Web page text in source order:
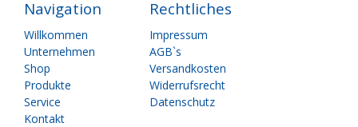
Navigation
Navigation
überspringen
Willkommen
Unternehmen
Shop
Produkte
Service
Kontakt
Rechtliches
Navigation
überspringen
Impressum
AGB`s
Versandkosten
Widerrufsrecht
Datenschutz